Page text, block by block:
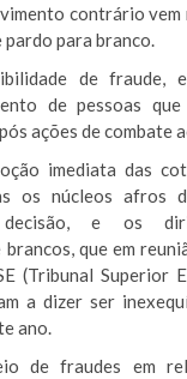
contrário vem
pardo para branco.
de fraude,
de pessoas
ações de combate
imediata das
os núcleos afros
e os
que em
(Tribunal Superior
a dizer ser
ano.
de fraudes em